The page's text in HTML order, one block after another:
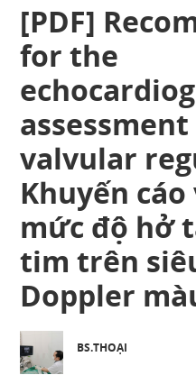
[PDF]
for the
valvular
Khuyến
mức độ hở
tim trên
Doppler
BS.THOẠI